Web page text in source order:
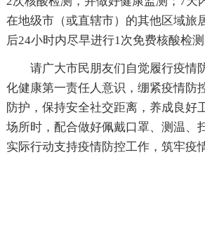
在地级市（或直辖市）的其他区域旅
后24小时内尽早进行1次免费核酸检测
请广大市民朋友们自觉履行疫情
化健康第一责任人意识，绷紧疫情防
防护，保持安全社交距离，养成良好
场所时，配合做好佩戴口罩、测温、
实际行动支持疫情防控工作，筑牢疫